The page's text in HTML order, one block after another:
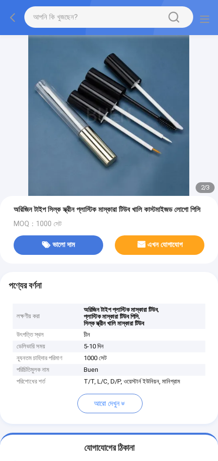
2/3
অরিজিন টাইপ সিল্ক স্ক্রীন প্লাস্টিক মাস্কারা টিউব খালি কাস্টমাইজড লোগো পিসি
MOQ：1000 সেট
ভালো দাম এখন যোগাযোগ
পণ্যের বর্ণনা
লক্ষণীয় করা
অরিজিন টাইপ প্লাস্টিক মাস্কারা টিউব,
প্লাস্টিক মাস্কারা টিউব পিসি,
সিল্ক স্ক্রীন খালি মাস্কারা টিউব
উৎপত্তি স্থল
চীন
ডেলিভারি সময়
5-10 দিন
ন্যূনতম চাহিদার পরিমাণ
1000 সেট
পরিচিতিমুলক নাম
Buen
পরিশোধের শর্ত
T/T, L/C, D/P, ওয়েস্টার্ন ইউনিয়ন, মানিগ্রাম
আরো দেখুন
যোগাযোগের ঠিকানা